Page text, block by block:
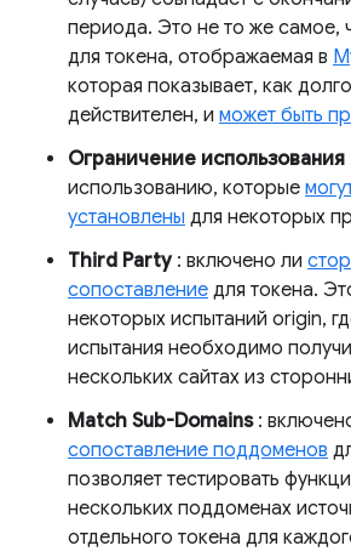
периода. Это не то же самое,
для токена, отображаемая в
которая показывает, как
действителен, и может быть
Ограничение использования
использованию, которые
установлены для некоторых
Third Party: включено ли
сопоставление для токена.
некоторых испытаний origin,
испытания необходимо
нескольких сайтах из
Match Sub-Domains:
сопоставление поддоменов
позволяет тестировать
нескольких поддоменах
отдельного токена для